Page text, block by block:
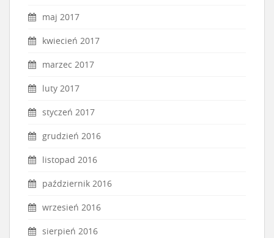
maj 2017
kwiecień 2017
marzec 2017
luty 2017
styczeń 2017
grudzień 2016
listopad 2016
październik 2016
wrzesień 2016
sierpień 2016